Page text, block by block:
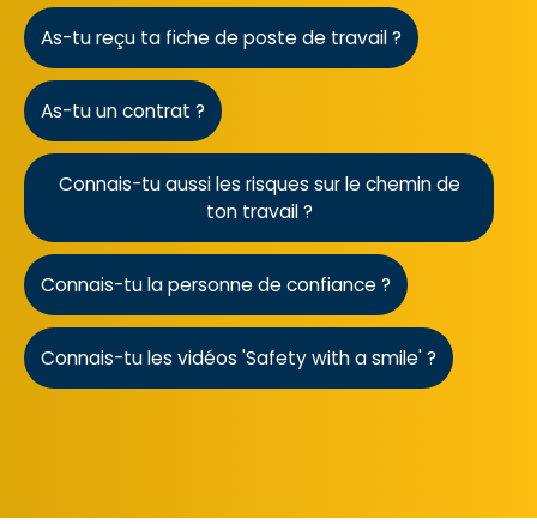
As-tu reçu ta fiche de poste de travail ?
As-tu un contrat ?
Connais-tu aussi les risques sur le chemin de
ton travail ?
Connais-tu la personne de confiance ?
Connais-tu les vidéos 'Safety with a smile' ?